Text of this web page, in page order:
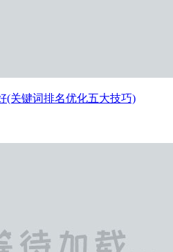
(关键词排名优化五大技巧)